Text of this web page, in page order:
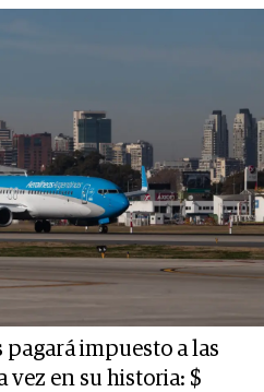
impuesto a las
vez en su historia: $